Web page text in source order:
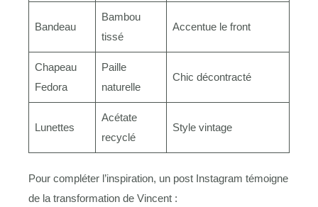
Bandeau
Bambou
tissé
Accentue le front
Chapeau
Fedora
Paille
naturelle
Chic décontracté
Lunettes
Acétate
recyclé
Style vintage
Pour compléter l’inspiration, un post Instagram témoigne
de la transformation de Vincent :